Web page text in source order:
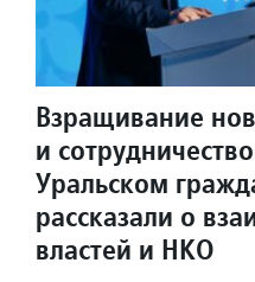
Взращивание
и
Уральском
рассказали о
властей и НКО